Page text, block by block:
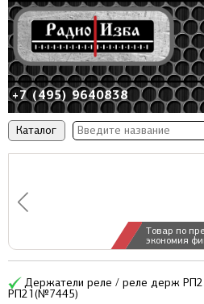
Каталог
Товар по
экономия
+7 (495) 9640838
Держатели реле / реле держ
РП21(№7445)